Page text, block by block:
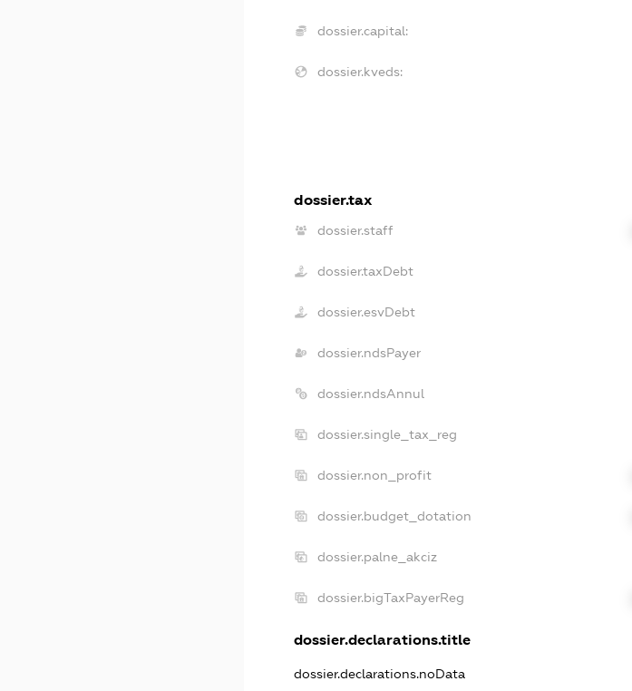
dossier.capital:
dossier.kveds:
dossier.tax
dossier.staff
dossier.taxDebt
dossier.esvDebt
dossier.ndsPayer
dossier.ndsAnnul
dossier.single_tax_reg
dossier.non_profit
dossier.budget_dotation
dossier.palne_akciz
dossier.bigTaxPayerReg
dossier.declarations.title
dossier.declarations.noData